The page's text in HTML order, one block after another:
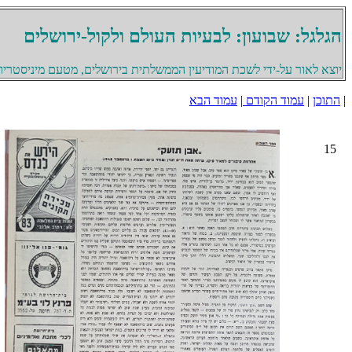
הגלגל: שבועון: לבעיות העולם ולקול-ירושלים
יוצא לאור על-ידי לשכת המודיעין הממשלתית בירושלים, מטעם
| התוכן | עמוד הקודם | עמוד הבא
15